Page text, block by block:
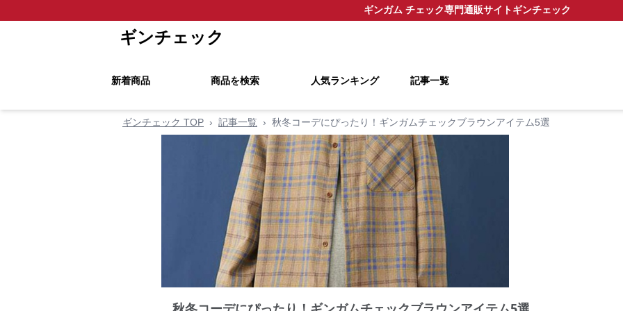
ギンガム チェック専門通販サイトギンチェック
ギンチェック
新着商品 商品を検索 人気ランキング 記事一覧
ギンチェック TOP › 記事一覧 › 秋冬コーデにぴったり！ギンガムチェックブラウンアイテム5選